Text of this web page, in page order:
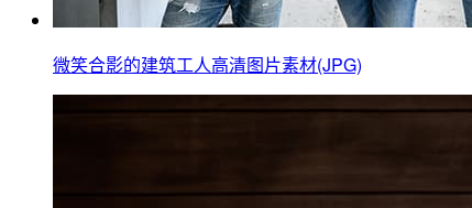
微笑合影的建筑工人高清图片素材(JPG)